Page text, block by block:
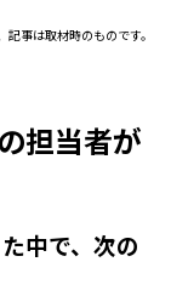
事は取材時のものです。
担当者が
中で、次の